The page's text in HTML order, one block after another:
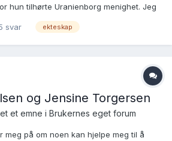
hun tilhørte Uranienborg menighet. Jeg
i kirken, heller. Er det noen som vet
svar ekteskap
og Jensine Torgersen
et emne i Brukernes eget forum
meg på om noen kan hjelpe meg til å